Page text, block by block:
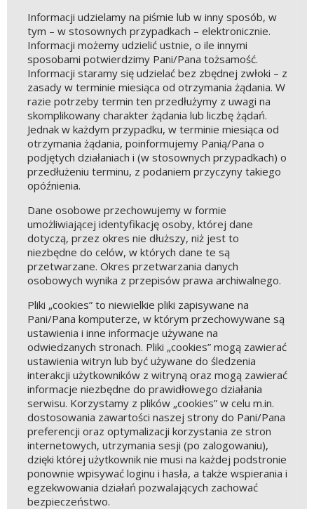
Informacji udzielamy na piśmie lub w inny sposób, w
tym – w stosownych przypadkach – elektronicznie.
Informacji możemy udzielić ustnie, o ile innymi
sposobami potwierdzimy Pani/Pana tożsamość.
Informacji staramy się udzielać bez zbędnej zwłoki – z
zasady w terminie miesiąca od otrzymania żądania. W
razie potrzeby termin ten przedłużymy z uwagi na
skomplikowany charakter żądania lub liczbę żądań.
Jednak w każdym przypadku, w terminie miesiąca od
otrzymania żądania, poinformujemy Panią/Pana o
podjętych działaniach i (w stosownych przypadkach) o
przedłużeniu terminu, z podaniem przyczyny takiego
opóźnienia.
Dane osobowe przechowujemy w formie
umożliwiającej identyfikację osoby, której dane
dotyczą, przez okres nie dłuższy, niż jest to
niezbędne do celów, w których dane te są
przetwarzane. Okres przetwarzania danych
osobowych wynika z przepisów prawa archiwalnego.
Pliki „cookies” to niewielkie pliki zapisywane na
Pani/Pana komputerze, w którym przechowywane są
ustawienia i inne informacje używane na
odwiedzanych stronach. Pliki „cookies” mogą zawierać
ustawienia witryn lub być używane do śledzenia
interakcji użytkowników z witryną oraz mogą zawierać
informacje niezbędne do prawidłowego działania
serwisu. Korzystamy z plików „cookies” w celu m.in.
dostosowania zawartości naszej strony do Pani/Pana
preferencji oraz optymalizacji korzystania ze stron
internetowych, utrzymania sesji (po zalogowaniu),
dzięki której użytkownik nie musi na każdej podstronie
ponownie wpisywać loginu i hasła, a także wspierania i
egzekwowania działań pozwalających zachować
bezpieczeństwo.